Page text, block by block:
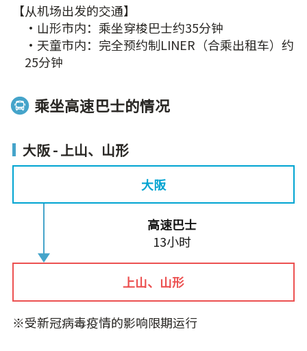
【从机场出发的交通】
・山形市内：乘坐穿梭巴士约35分钟
・天童市内：完全预约制LINER（合乘出租车）约
25分钟
乘坐高速巴士的情况
大阪 - 上山、山形
大阪
高速巴士
13小时
上山、山形
※受新冠病毒疫情的影响限期运行